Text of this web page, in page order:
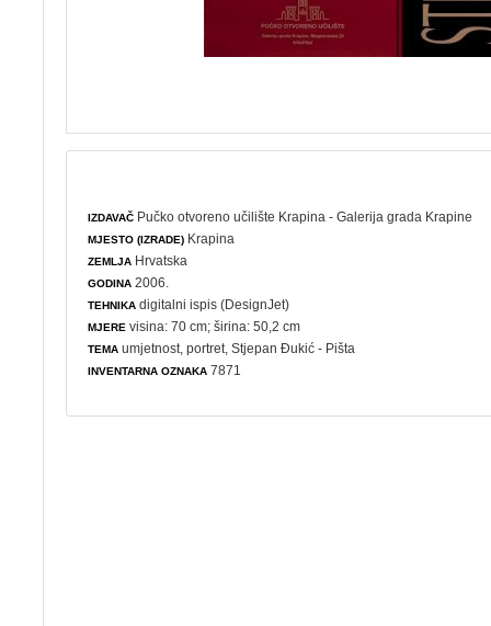
IZDAVAČ Pučko otvoreno učilište Krapina - Galerija grada Krapine
MJESTO (IZRADE) Krapina
ZEMLJA Hrvatska
GODINA 2006.
TEHNIKA digitalni ispis (DesignJet)
MJERE visina: 70 cm; širina: 50,2 cm
TEMA umjetnost ,portret , Stjepan Đukić - Pišta
INVENTARNA OZNAKA 7871